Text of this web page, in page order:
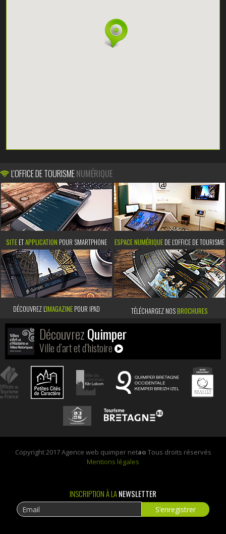
L'OFFICE DE TOURISMENUMÉRIQUE
SITE ETAPPLICATION POUR SMARTPHONE ESPACE NUMÉRIQUE DE L'OFFICE DE TOURISME
DÉCOUVREZ L’IMAGAZINE POUR IPAD TÉLÉCHARGEZ NOSBROCHURES
DécouvrezQuimper
Ville d’art et d’histoire
Copyright 2017 Agence web quimper netao Tous droits réservés
Mentions légales
INSCRIPTION À LANEWSLETTER